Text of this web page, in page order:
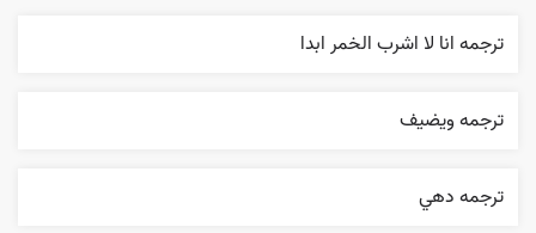
ترجمه انا لا اشرب الخمر ابدا
ترجمه ويضيف
ترجمه دهي